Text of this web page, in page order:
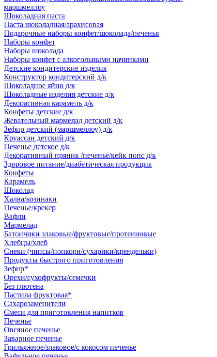
маршмеллоу
Шоколадная паста
Паста шоколадная/арахисовая
Подарочные наборы конфет/шоколада/печенья
Наборы конфет
Наборы шоколада
Наборы конфет с алкогольными начинками
Детские кондитерские изделия
Конструктор кондитерский д/к
Шоколадное яйцо д/к
Шоколадные изделия детские д/к
Декоративная карамель д/к
Конфеты детские д/к
Жевательный мармелад детский д/к
Зефир детский (маршмеллоу) д/к
Круассан детский д/к
Печенье детское д/к
Декоративный пряник /печенье/кейк попс д/к
Здоровое питание/диабетическая продукция
Конфеты
Карамель
Шоколад
Халва/козинаки
Печенье/крекер
Вафли
Мармелад
Батончики злаковые/фруктовые/протеиновые
Хлебцы/хлеб
Снеки (чипсы/попкорн/сухарики/крендельки)
Продукты быстрого приготовления
Зефир*
Орехи/сухофрукты/семечки
Без глютена
Пастила фруктовая*
Сахарозаменители
Смеси для приготовления напитков
Печенье
Овсяное печенье
Заварное печенье
Грильяжное/злаковое/с кокосом печенье